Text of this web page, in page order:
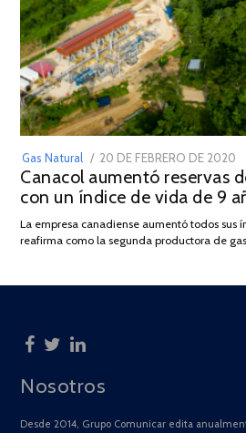
Gas Natural
POSTED
ON
20 DE FEBRERO DE 2020
Canacol aumentó reservas
con un índice de vida de 9
La empresa canadiense aumentó todos sus
reafirma como la segunda productora de
Nosotros
Desde 2014, Grupo Comunicar edita